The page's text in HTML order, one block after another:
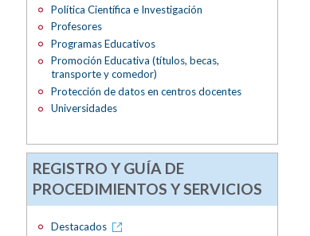
Política Científica e Investigación
Profesores
Programas Educativos
Promoción Educativa (títulos, becas,
transporte y comedor)
Protección de datos en centros docentes
Universidades
REGISTRO Y GUÍA DE
PROCEDIMIENTOS Y SERVICIOS
Destacados